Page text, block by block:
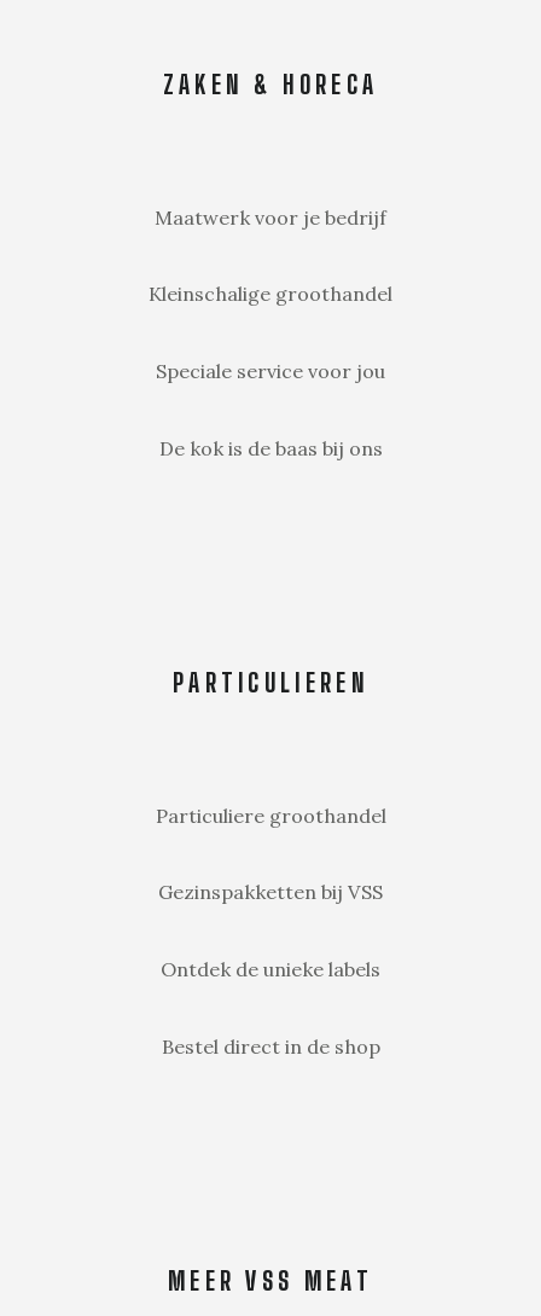
ZAKEN & HORECA
Maatwerk voor je bedrijf
Kleinschalige groothandel
Speciale service voor jou
De kok is de baas bij ons
PARTICULIEREN
Particuliere groothandel
Gezinspakketten bij VSS
Ontdek de unieke labels
Bestel direct in de shop
MEER VSS MEAT